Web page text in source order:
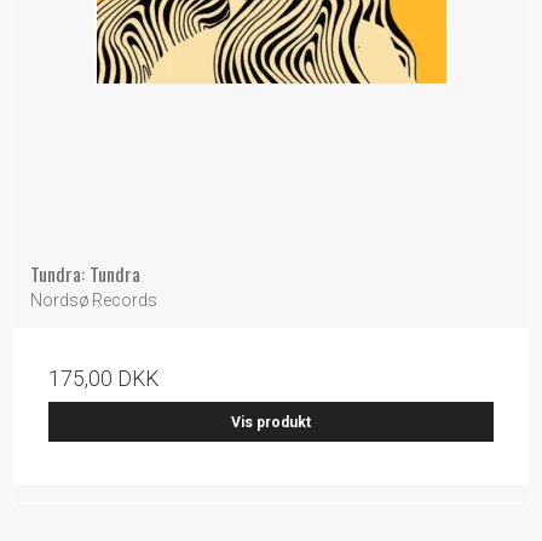
Tundra: Tundra
Nordsø Records
175,00 DKK
Vis produkt